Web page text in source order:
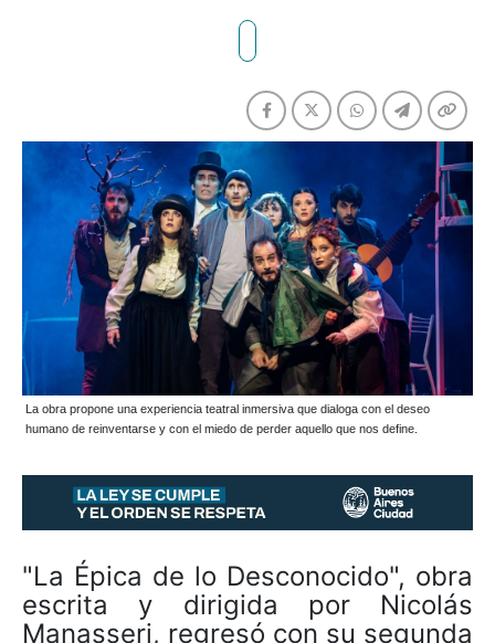
La obra propone una experiencia teatral inmersiva que dialoga con el deseo
humano de reinventarse y con el miedo de perder aquello que nos define.
"La Épica de lo Desconocido", obra
escrita y dirigida por Nicolás
Manasseri, regresó con su segunda